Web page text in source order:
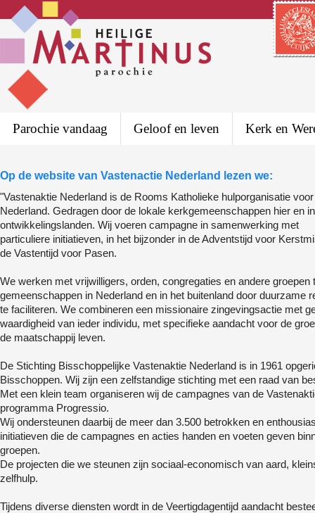
Parochie vandaag Geloof en leven Kerk en
Op de website van Vastenactie Nederland lezen we:
"Vastenaktie Nederland is de Rooms Katholieke hulporganisatie voor
Nederland. Gedragen door de lokale kerkgemeenschappen hier en in
ontwikkelingslanden. Wij voeren campagne in samenwerking met
particuliere initiatieven, in het bijzonder in de Adventstijd voor
de Vastentijd voor Pasen.
We werken met vrijwilligers, orden, congregaties en andere
gemeenschappen in Nederland en in het buitenland door duurzame
te faciliteren. We combineren een missionaire zingevingsactie met
waardigheid van ieder individu, met specifieke aandacht voor de
de maatschappij leven.
De Stichting Bisschoppelijke Vastenaktie Nederland is in 1961
Bisschoppen. Wij zijn een zelfstandige stichting met een raad van
Met een klein team organiseren wij de campagnes van de
programma Progressio.
Wij ondersteunen daarbij de meer dan 3.500 betrokken en
initiatieven die de campagnes en acties handen en voeten geven
groepen.
De projecten die we steunen zijn sociaal-economisch van aard,
zelfhulp.
Tijdens diverse diensten wordt in de Veertigdagentijd aandacht